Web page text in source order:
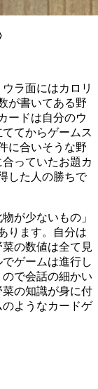
ラ面にはカロリ
が書いてある野
ードは自分のウ
てからゲームス
に合いそうな野
っていたお題カ
した人の勝ちで
が少ないもの」
ります。自分は
の数値は全て見
ゲームは進行し
ので会話の細かい
の知識が身に付
ようなカードゲ